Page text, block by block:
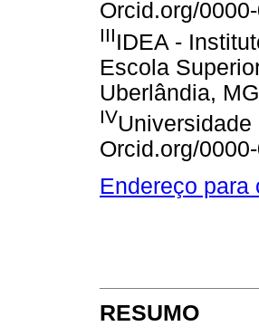
Orcid.org/
IIIIDEA -
Escola
Uberlândia,
IV
Orcid.org/
Endereço para
RESUMO